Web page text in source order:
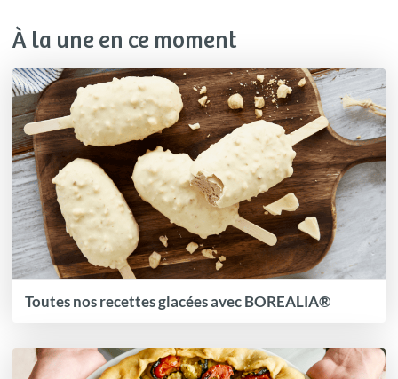
À la une en ce moment
Toutes nos recettes glacées avec BOREALIA®